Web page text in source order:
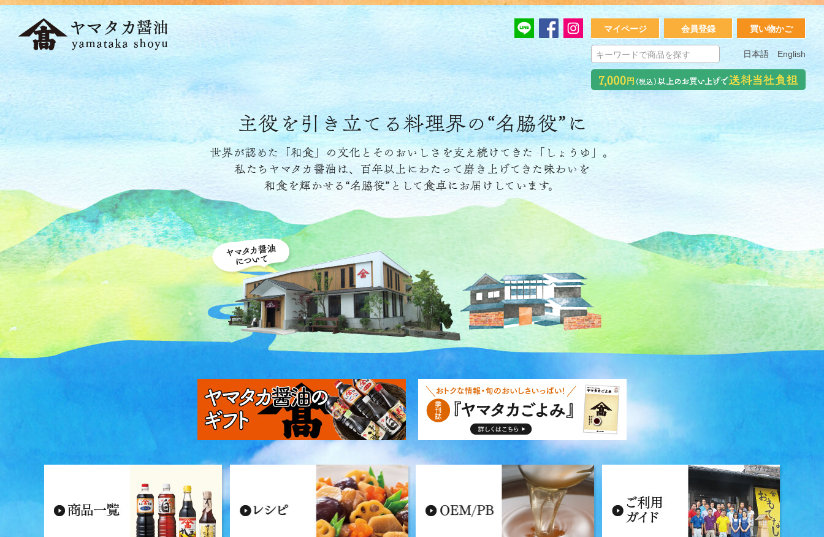
マイページ 会員登録 買い物かご
日本語 English
主役を引き立てる料理界の“名脇役”に
世界が認めた「和食」の文化とそのおいしさを支え続けてきた「しょうゆ」。
私たちヤマタカ醤油は、百年以上にわたって磨き上げてきた味わいを
和食を輝かせる“名脇役”として食卓にお届けしています。